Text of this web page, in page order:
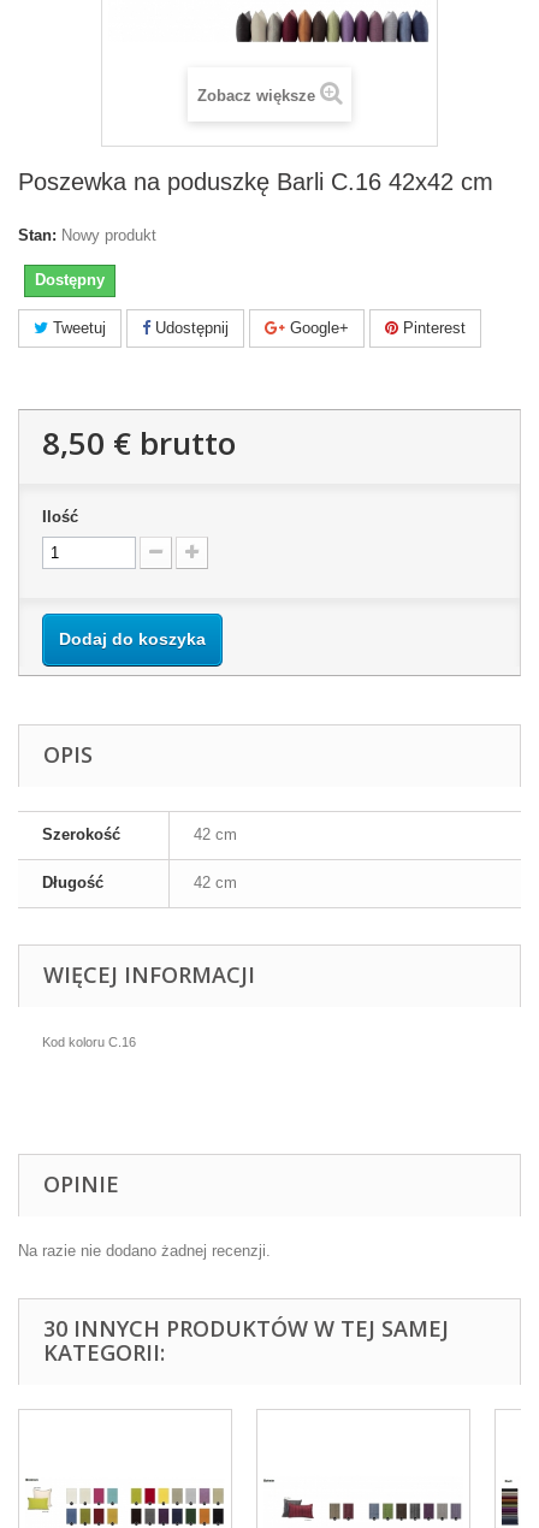
Zobacz większe
Poszewka na poduszkę Barli C.16 42x42 cm
Stan: Nowy produkt
Dostępny
Tweetuj Udostępnij Google+ Pinterest
8,50 € brutto
Ilość
Dodaj do koszyka
OPIS
Szerokość 42 cm
Długość 42 cm
WIĘCEJ INFORMACJI
Kod koloru C.16
OPINIE
Na razie nie dodano żadnej recenzji.
30 INNYCH PRODUKTÓW W TEJ SAMEJ
KATEGORII: